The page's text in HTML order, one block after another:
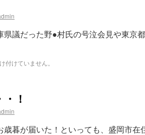
議だった野●村氏の号泣会見や東京都
付けていません。
！
暮が届いた！といっても、盛岡市在